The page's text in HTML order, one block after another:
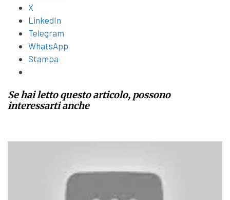
X
LinkedIn
Telegram
WhatsApp
Stampa
Se hai letto questo articolo, possono
interessarti anche